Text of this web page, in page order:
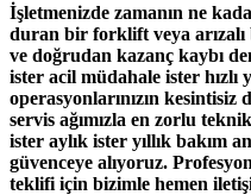
İşletmenizde zamanın ne
duran bir forklift veya
ve doğrudan kazanç kaybı
ister acil müdahale ister hızlı
operasyonlarınızın kesintisiz
servis ağımızla en zorlu
ister aylık ister yıllık bakım
güvenceye alıyoruz.
teklifi için bizimle hemen